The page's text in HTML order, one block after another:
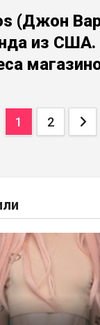
(Джон
из США.
1 2